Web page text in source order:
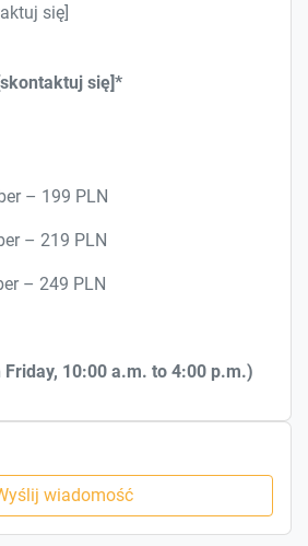
się]
[skontaktuj się]*
– 199 PLN
– 219 PLN
– 249 PLN
10:00 a.m. to 4:00 p.m.)
wiadomość